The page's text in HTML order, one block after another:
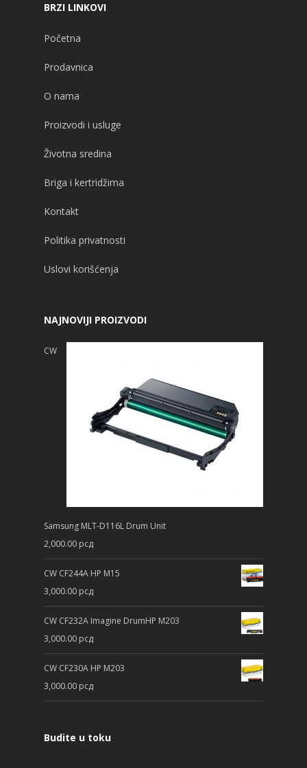
BRZI LINKOVI
Početna
Prodavnica
O nama
Proizvodi i usluge
Životna sredina
Briga i kertridžima
Kontakt
Politika privatnosti
Uslovi korišćenja
NAJNOVIJI PROIZVODI
CW
Samsung MLT-D116L Drum Unit
2,000.00 рсд
CW CF244A HP M15
3,000.00 рсд
CW CF232A Imagine DrumHP M203
3,000.00 рсд
CW CF230A HP M203
3,000.00 рсд
Budite u toku